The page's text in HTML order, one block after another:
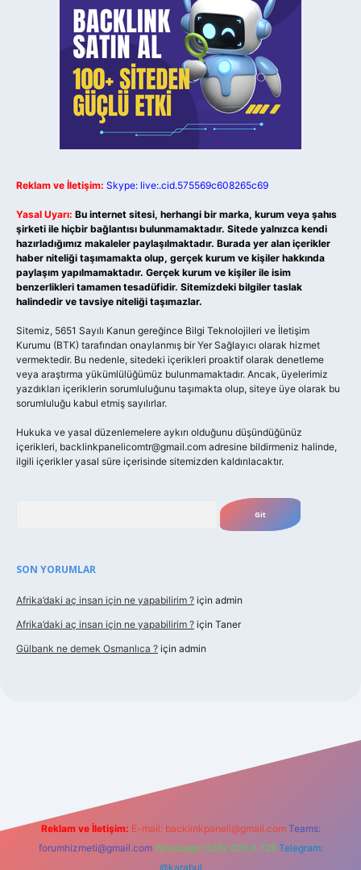
Reklam ve İletişim: Skype: live:.cid.575569c608265c69
Yasal Uyarı: Bu internet sitesi, herhangi bir marka, kurum veya şahıs
şirketi ile hiçbir bağlantısı bulunmamaktadır. Sitede yalnızca kendi
hazırladığımız makaleler paylaşılmaktadır. Burada yer alan içerikler
haber niteliği taşımamakta olup, gerçek kurum ve kişiler hakkında
paylaşım yapılmamaktadır. Gerçek kurum ve kişiler ile isim
benzerlikleri tamamen tesadüfidir. Sitemizdeki bilgiler taslak
halindedir ve tavsiye niteliği taşımazlar.
Sitemiz, 5651 Sayılı Kanun gereğince Bilgi Teknolojileri ve İletişim
Kurumu (BTK) tarafından onaylanmış bir Yer Sağlayıcı olarak hizmet
vermektedir. Bu nedenle, sitedeki içerikleri proaktif olarak denetleme
veya araştırma yükümlülüğümüz bulunmamaktadır. Ancak, üyelerimiz
yazdıkları içeriklerin sorumluluğunu taşımakta olup, siteye üye olarak bu
sorumluluğu kabul etmiş sayılırlar.
Hukuka ve yasal düzenlemelere aykırı olduğunu düşündüğünüz
içerikleri, backlinkpanelicomtr@gmail.com adresine bildirmeniz halinde,
ilgili içerikler yasal süre içerisinde sitemizden kaldırılacaktır.
SON YORUMLAR
Afrika’daki aç insan için ne yapabilirim ? için admin
Afrika’daki aç insan için ne yapabilirim ? için Taner
Gülbank ne demek Osmanlıca ? için admin
Reklam ve İletişim: E-mail: backlinkpaneli@gmail.com Teams:
forumhizmeti@gmail.com Whatsapp: 0262 606 0 726 Telegram:
@karabul